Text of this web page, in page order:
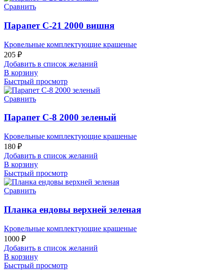
Сравнить
Парапет С-21 2000 вишня
Кровельные комплектующие крашеные
205 ₽
Добавить в список желаний
В корзину
Быстрый просмотр
Сравнить
Парапет С-8 2000 зеленый
Кровельные комплектующие крашеные
180 ₽
Добавить в список желаний
В корзину
Быстрый просмотр
Сравнить
Планка ендовы верхней зеленая
Кровельные комплектующие крашеные
1000 ₽
Добавить в список желаний
В корзину
Быстрый просмотр